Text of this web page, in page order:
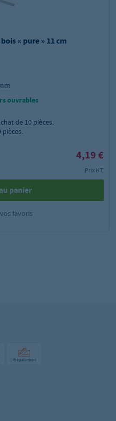
« pure » 11 cm
ouvrables
de 10 pièces.
4,19 €
Prix HT,
panier
favoris